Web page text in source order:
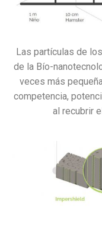
Las partículas de
de la Bío-
veces más
competencia,
al recubrir